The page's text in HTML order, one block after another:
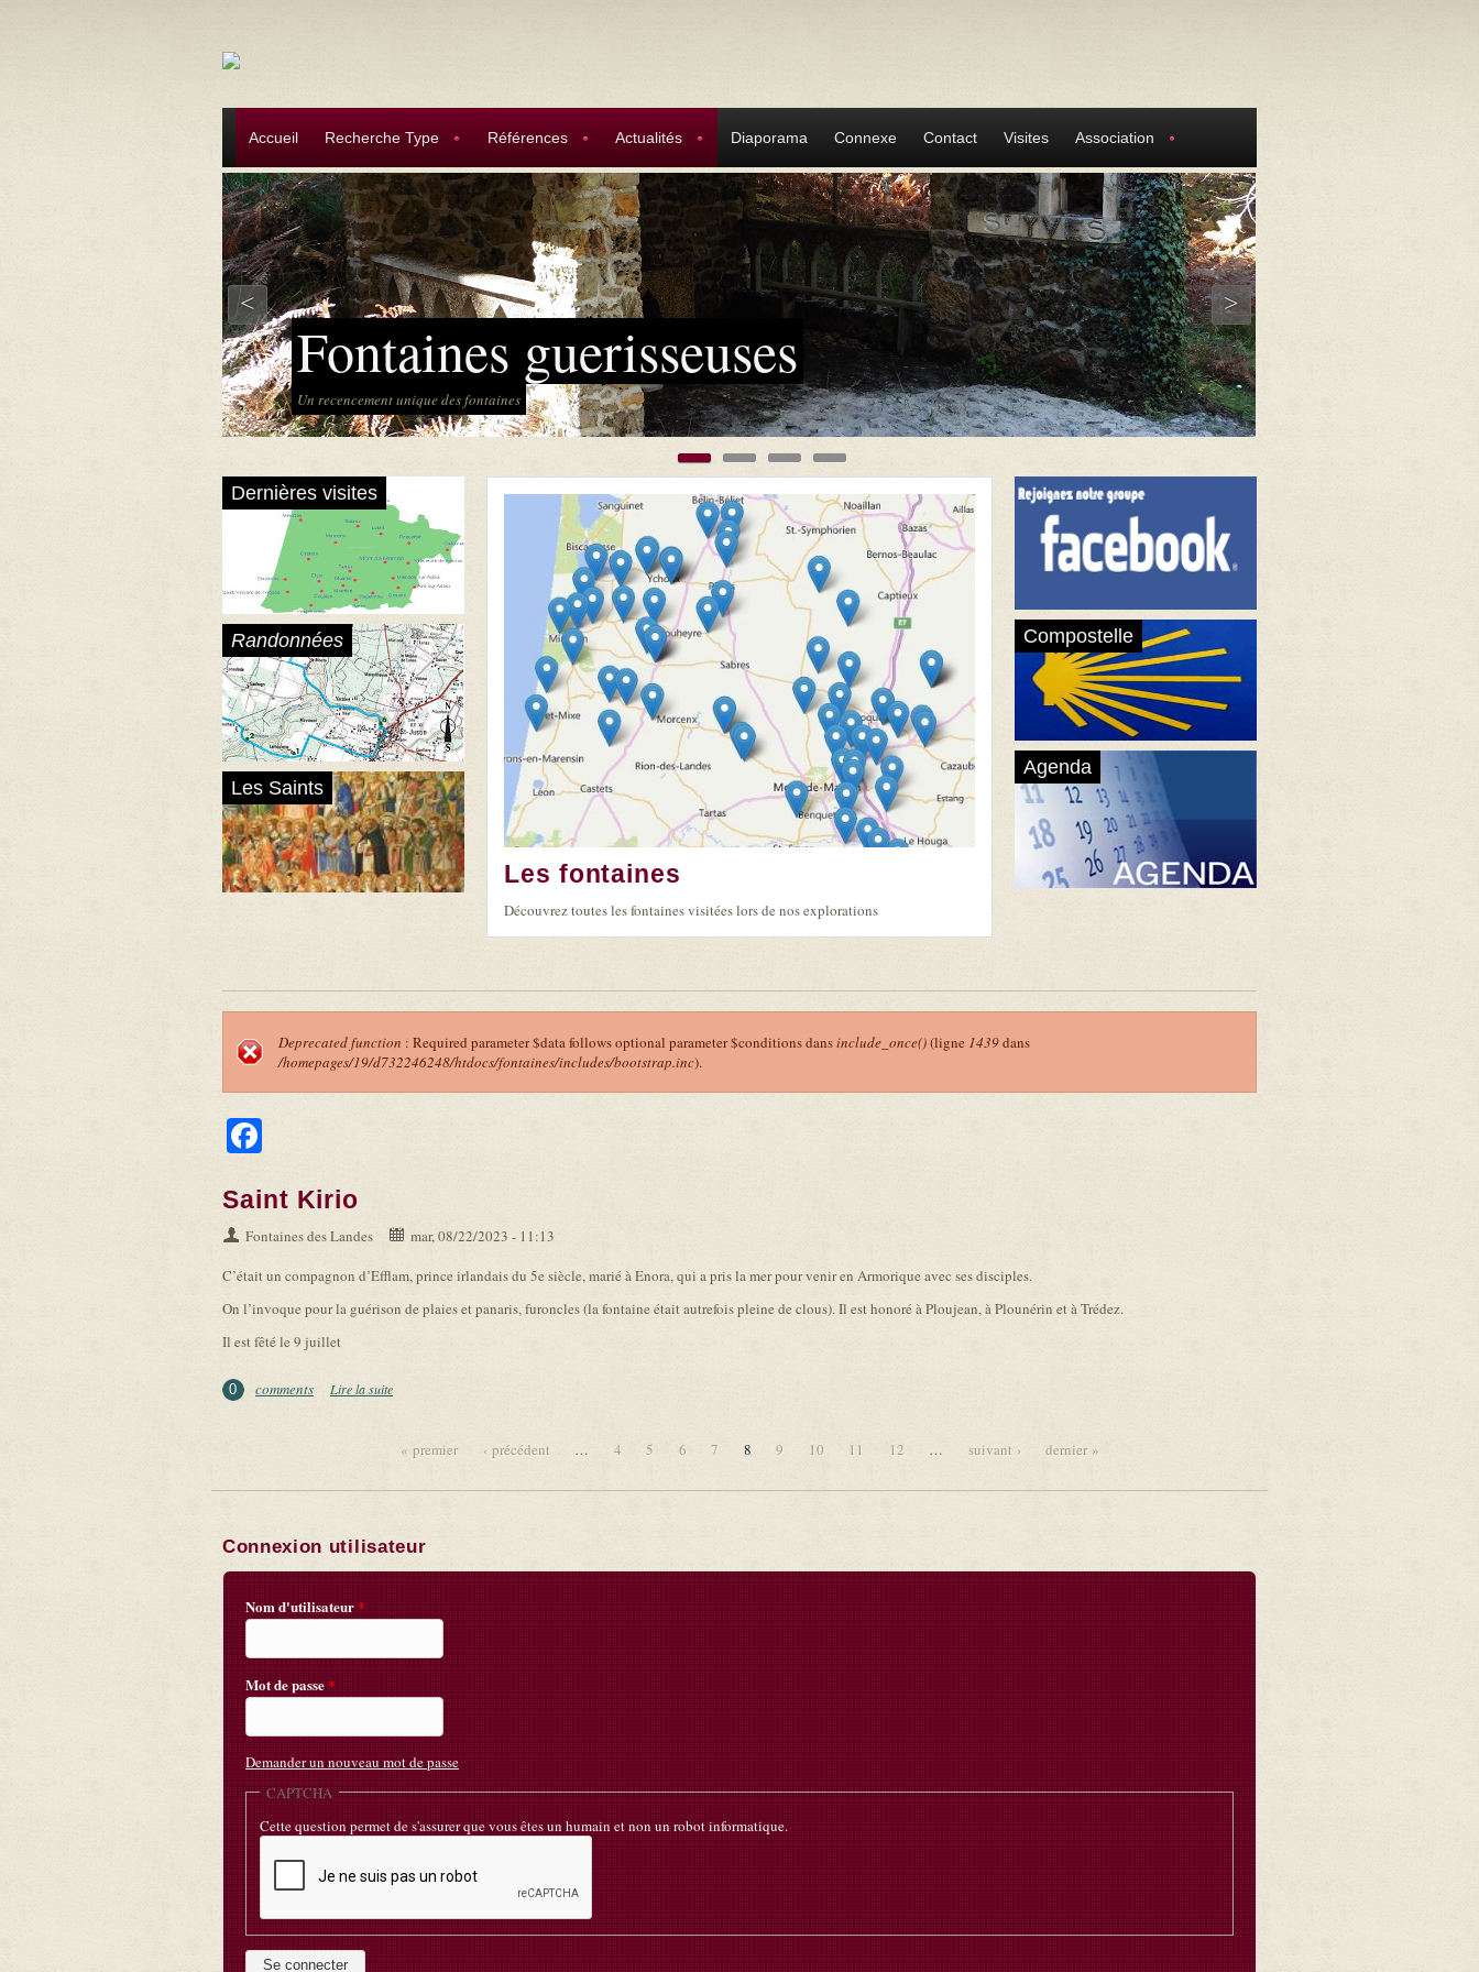
Accueil Recherche Type Références Actualités Diaporama Connexe Contact Visites Association
Fontaines guerisseuses
Un recencement unique des fontaines
< >
Dernières visites
Randonnées
Les Saints
Les fontaines
Découvrez toutes les fontaines visitées lors de nos explorations
Compostelle
Agenda
Message d'erreur
Deprecated function : Required parameter $data follows optional parameter $conditions dansinclude_once()(ligne 1439dans
/homepages/19/d732246248/htdocs/fontaines/includes/bootstrap.inc).
Saint Kirio
Fontaines des Landes
mar, 08/22/2023 - 11:13
C’était un compagnon d’Efflam, prince irlandais du 5e siècle, marié à Enora, qui a pris la mer pour venir en Armorique avec ses disciples.
On l’invoque pour la guérison de plaies et panaris, furoncles (la fontaine était autrefois pleine de clous). Il est honoré à Ploujean, à Plounérin et à Trédez.
Il est fêté le 9 juillet
0 comments Lire la suite
Pages
« premier ‹ précédent … 4 5 6 7 8 9 10 11 12 … suivant › dernier »
Connexion utilisateur
Nom d'utilisateur*
Mot de passe*
Demander un nouveau mot de passe
CAPTCHA
Cette question permet de s'assurer que vous êtes un humain et non un robot informatique.